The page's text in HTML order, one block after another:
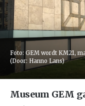
Foto: GEM wordt KM21,
(Door: Hanno Lans)
Museum GEM